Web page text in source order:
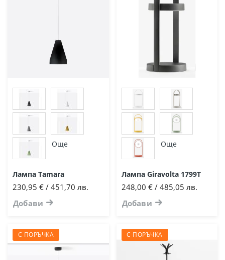
Още
Лампа Tamara
230,95 € / 451,70 лв.
Добави
Още
Лампа Giravolta 1799Т
248,00 € / 485,05 лв.
Добави
С ПОРЪЧКА С ПОРЪЧКА